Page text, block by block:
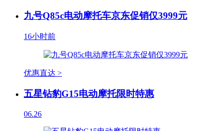
九号Q85c电动摩托车京东促销仅3999元
16小时前
优惠直达 >
五星钻豹G15电动摩托限时特惠
06.26